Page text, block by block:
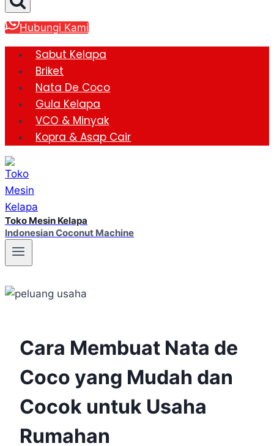
Hubungi Kami
Sabut Kelapa
Briket
Nata De Coco
Gula Kelapa
VCO & Minyak
Kopra & Asap Cair
Toko Mesin Kelapa
Indonesian Coconut Machine
Cara Membuat Nata de
Coco yang Mudah dan
Cocok untuk Usaha
Rumahan